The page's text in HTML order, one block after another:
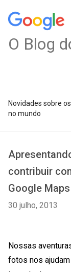
O Blog
Novidades sobre
no mundo
contribuir
Google Maps
30 julho, 2013
Nossas
fotos nos